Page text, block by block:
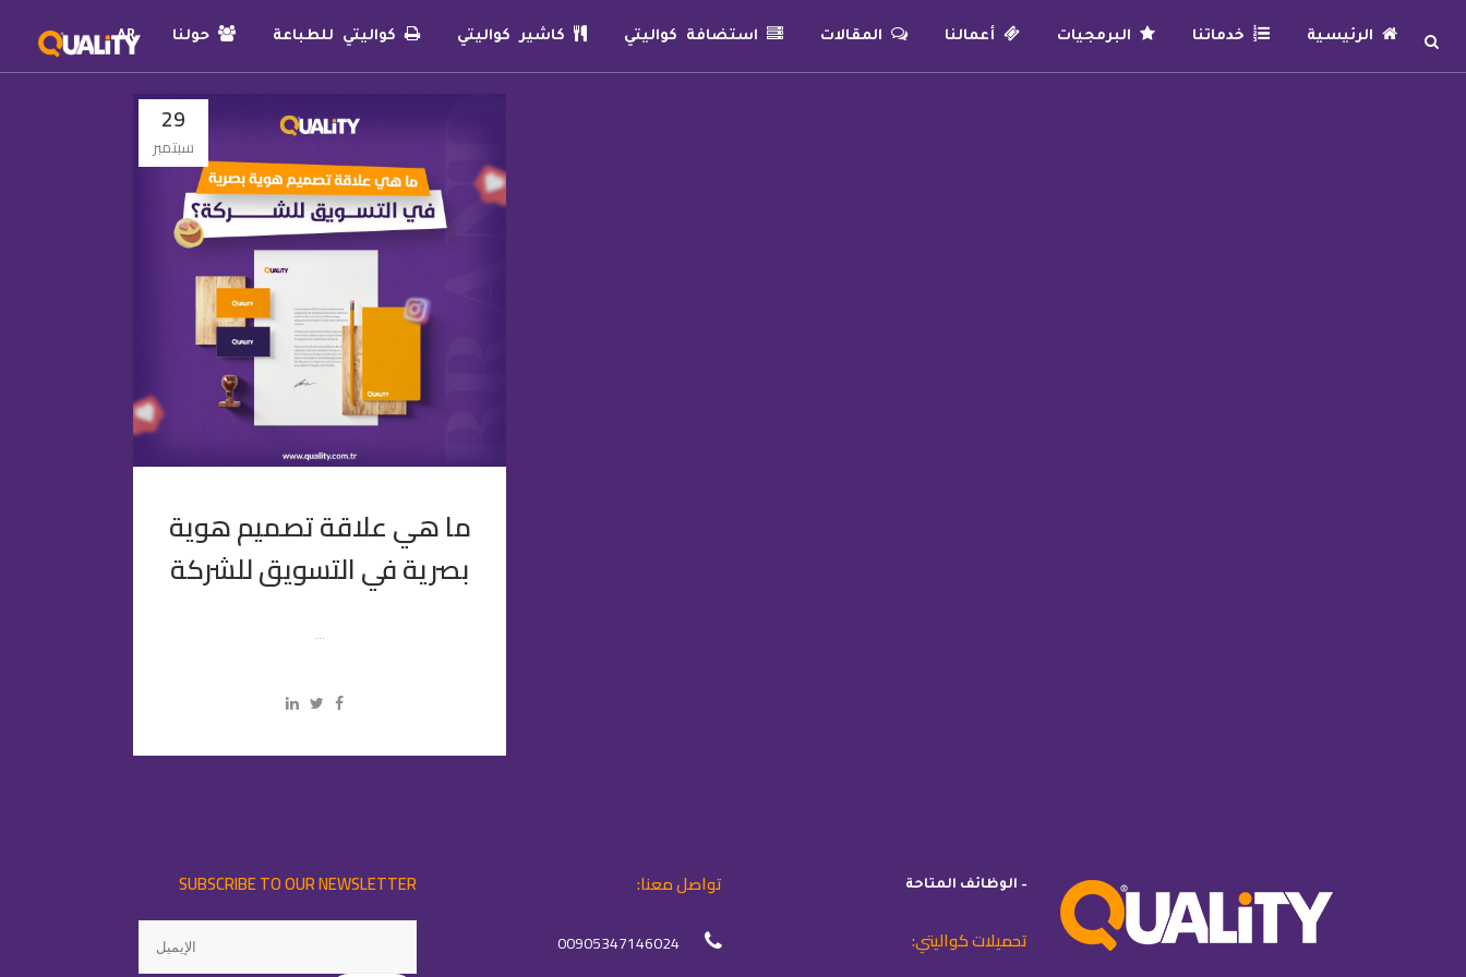
الرئيسية خدماتنا البرمجيات أعمالنا المقالات استضافة كواليتي كاشير كواليتي كواليتي للطباعة حولنا AR
29
سبتمبر
ما هي علاقة تصميم هوية
بصرية في التسويق للشركة
...
– الوظائف المتاحة
تحميلات كواليتي:
تواصل معنا:
00905347146024
SUBSCRIBE TO OUR NEWSLETTER